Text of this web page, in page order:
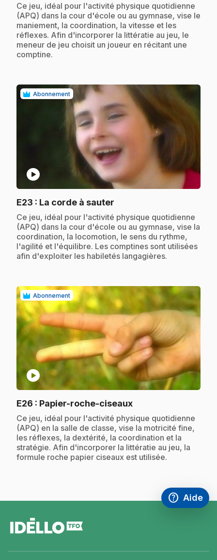
.Ce jeu, idéal pour l'activité physique quotidienne
(APQ) dans la cour d'école ou au gymnase, vise le
maniement, la coordination, la vitesse et les
réflexes. Afin d'incorporer la littératie au jeu, le
meneur de jeu choisit un joueur en récitant une
comptine.
Abonnement
play_circle
E23 : La corde à sauter
.Ce jeu, idéal pour l'activité physique quotidienne
(APQ) dans la cour d'école ou au gymnase, vise la
coordination, la locomotion, le sens du rythme,
l'agilité et l'équilibre. Les comptines sont utilisées
afin d'exploiter les habiletés langagières.
Abonnement
play_circle
E26 : Papier-roche-ciseaux.
.Ce jeu, idéal pour l'activité physique quotidienne
(APQ) en la salle de classe, vise la motricité fine,
les réflexes, la dextérité, la coordination et la
stratégie. Afin d'incorporer la littératie au jeu, la
formule roche papier ciseaux est utilisée.
help
Accéder à
Aide
,Ce lien
de
page